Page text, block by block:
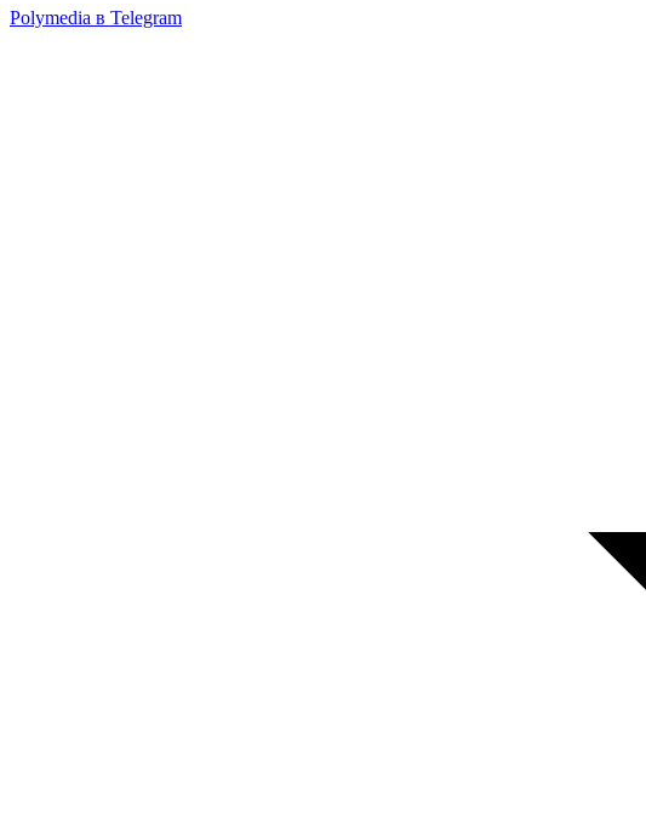
Polymedia в Telegram